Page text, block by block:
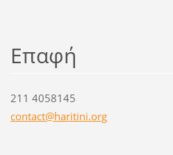
Επαφή
211 4058145
contact@haritini.org